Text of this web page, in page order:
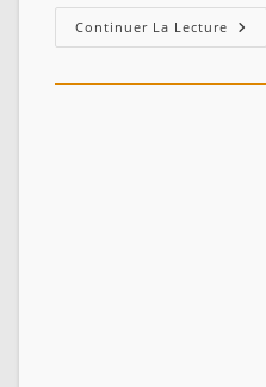
Continuer La Lecture Carte
Des